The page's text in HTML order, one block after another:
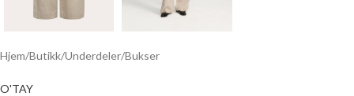
Hjem/Butikk/Underdeler/Bukser
O'TAY